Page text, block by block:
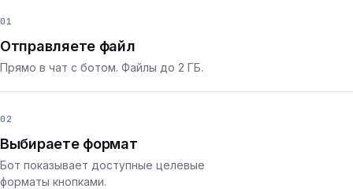
01
Отправляете файл
Прямо в чат с ботом. Файлы до 2 ГБ.
02
Выбираете формат
Бот показывает доступные целевые
форматы кнопками.